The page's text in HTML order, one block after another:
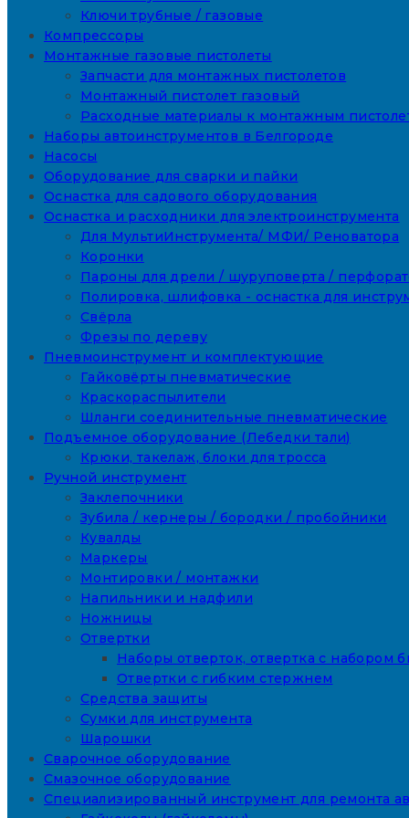
Ключи трубные / газовые
Компрессоры
Монтажные газовые пистолеты
Запчасти для монтажных пистолетов
Монтажный пистолет газовый
Расходные материалы к монтажным
Наборы автоинструментов в Белгороде
Насосы
Оборудование для сварки и пайки
Оснастка для садового оборудования
Оснастка и расходники для электроинструмента
Для МультиИнструмента/ МФИ/ Реноватора
Коронки
Пароны для дрели / шуруповерта /
Полировка, шлифовка - оснастка для
Свёрла
Фрезы по дереву
Пневмоинструмент и комплектующие
Гайковёрты пневматические
Краскораспылители
Шланги соединительные пневматические
Подъемное оборудование (Лебедки тали)
Крюки, такелаж, блоки для тросса
Ручной инструмент
Заклепочники
Зубила / кернеры / бородки / пробойники
Кувалды
Маркеры
Монтировки / монтажки
Напильники и надфили
Ножницы
Отвертки
Наборы отверток, отвертка с набором
Отвертки с гибким стержнем
Средства защиты
Сумки для инструмента
Шарошки
Сварочное оборудование
Смазочное оборудование
Специализированный инструмент для ремонта